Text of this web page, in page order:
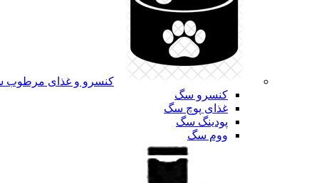
کنسرو و غذای
کنسرو سگ
غذای پوچ سگ
پودینگ سگ
ووم سگ